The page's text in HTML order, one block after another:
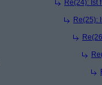
Re(24): Ist
Re(25):